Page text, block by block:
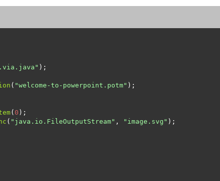
( "welcome-to-powerpoint.potm"
( 0
( "java.io.FileOutputStream" , "image.svg"